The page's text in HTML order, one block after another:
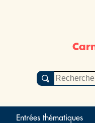
Entrées thématiques